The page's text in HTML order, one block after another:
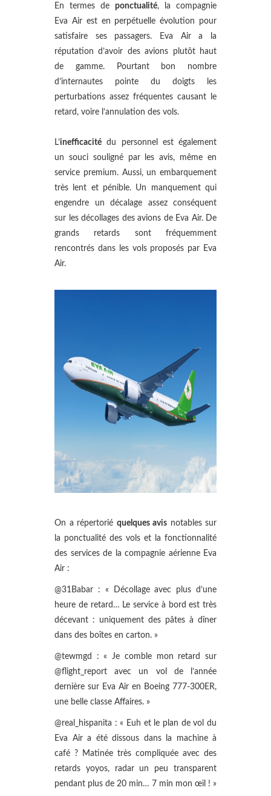
En termes de ponctualité, la compagnie
Eva Air est en perpétuelle évolution pour
satisfaire ses passagers. Eva Air a la
réputation d’avoir des avions plutôt haut
de gamme. Pourtant bon nombre
d’internautes pointe du doigts les
perturbations assez fréquentes causant le
retard, voire l’annulation des vols.
L’inefficacité du personnel est également
un souci souligné par les avis, même en
service premium. Aussi, un embarquement
très lent et pénible. Un manquement qui
engendre un décalage assez conséquent
sur les décollages des avions de Eva Air. De
grands retards sont fréquemment
rencontrés dans les vols proposés par Eva
Air.
On a répertorié quelques avis notables sur
la ponctualité des vols et la fonctionnalité
des services de la compagnie aérienne Eva
Air :
@31Babar : « Décollage avec plus d’une
heure de retard… Le service à bord est très
décevant : uniquement des pâtes à dîner
dans des boîtes en carton. »
@tewmgd : « Je comble mon retard sur
@flight_report avec un vol de l’année
dernière sur Eva Air en Boeing 777-300ER,
une belle classe Affaires. »
@real_hispanita : « Euh et le plan de vol du
Eva Air a été dissous dans la machine à
café ? Matinée très compliquée avec des
retards yoyos, radar un peu transparent
pendant plus de 20 min… 7 min mon œil ! »